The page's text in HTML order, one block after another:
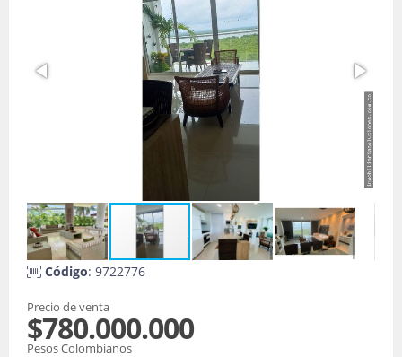
Código: 9722776
Precio de venta
$780.000.000
Pesos Colombianos